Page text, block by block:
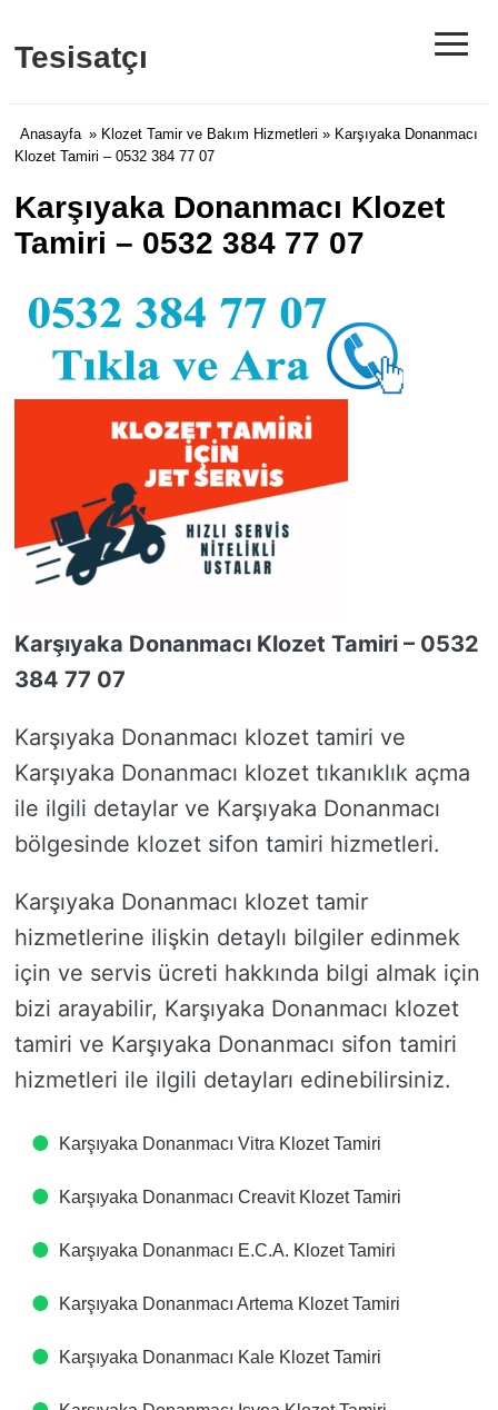
Tesisatçı ≡
Anasayfa » Klozet Tamir ve Bakım Hizmetleri » Karşıyaka Donanmacı
Klozet Tamiri – 0532 384 77 07
Karşıyaka Donanmacı Klozet
Tamiri – 0532 384 77 07
Karşıyaka Donanmacı Klozet Tamiri – 0532
384 77 07
Karşıyaka Donanmacı klozet tamiri ve
Karşıyaka Donanmacı klozet tıkanıklık açma
ile ilgili detaylar ve Karşıyaka Donanmacı
bölgesinde klozet sifon tamiri hizmetleri.
Karşıyaka Donanmacı klozet tamir
hizmetlerine ilişkin detaylı bilgiler edinmek
için ve servis ücreti hakkında bilgi almak için
bizi arayabilir, Karşıyaka Donanmacı klozet
tamiri ve Karşıyaka Donanmacı sifon tamiri
hizmetleri ile ilgili detayları edinebilirsiniz.
Karşıyaka Donanmacı Vitra Klozet Tamiri
Karşıyaka Donanmacı Creavit Klozet Tamiri
Karşıyaka Donanmacı E.C.A. Klozet Tamiri
Karşıyaka Donanmacı Artema Klozet Tamiri
Karşıyaka Donanmacı Kale Klozet Tamiri